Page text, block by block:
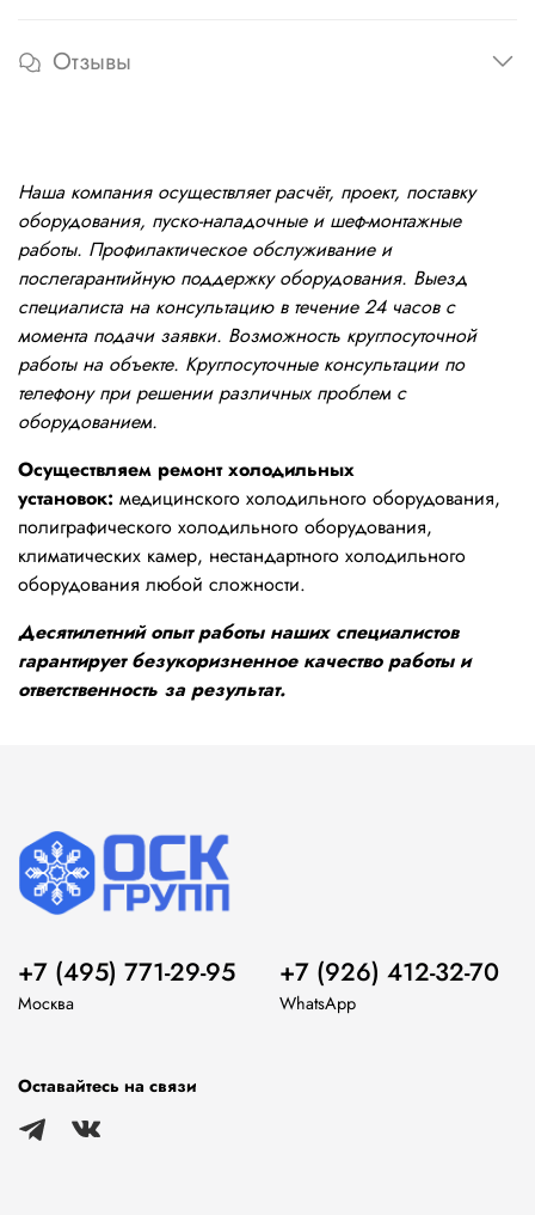
Отзывы
Наша компания осуществляет расчёт, проект, поставку
оборудования, пуско-наладочные и шеф-монтажные
работы. Профилактическое обслуживание и
послегарантийную поддержку оборудования. Выезд
специалиста на консультацию в течение 24 часов с
момента подачи заявки. Возможность круглосуточной
работы на объекте. Круглосуточные консультации по
телефону при решении различных проблем с
оборудованием.
Осуществляем ремонт холодильных
установок: медицинского холодильного оборудования,
полиграфического холодильного оборудования,
климатических камер, нестандартного холодильного
оборудования любой сложности.
Десятилетний опыт работы наших специалистов
гарантирует безукоризненное качество работы и
ответственность за результат.
+7 (495) 771-29-95
Москва
+7 (926) 412-32-70
WhatsApp
Оставайтесь на связи